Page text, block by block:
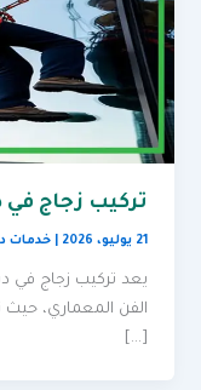
تركيب زجاج في
21 يوليو، 2026 |خدمات
يعد تركيب زجاج في
الفن المعماري، حيث
[…]